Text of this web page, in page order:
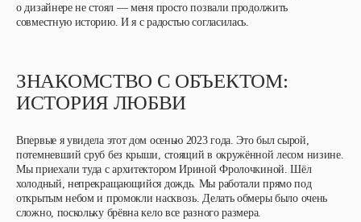
о дизайнере не стоял — меня просто позвали продолжить
совместную историю. И я с радостью согласилась.
ЗНАКОМСТВО С ОБЪЕКТОМ:
ИСТОРИЯ ЛЮБВИ
Впервые я увидела этот дом осенью 2023 года. Это был сырой,
потемневший сруб без крыши, стоящий в окружённой лесом низине.
Мы приехали туда с архитектором Ириной Фролочкиной. Шёл
холодный, непрекращающийся дождь. Мы работали прямо под
открытым небом и промокли насквозь. Делать обмеры было очень
сложно, поскольку брёвна кело все разного размера.